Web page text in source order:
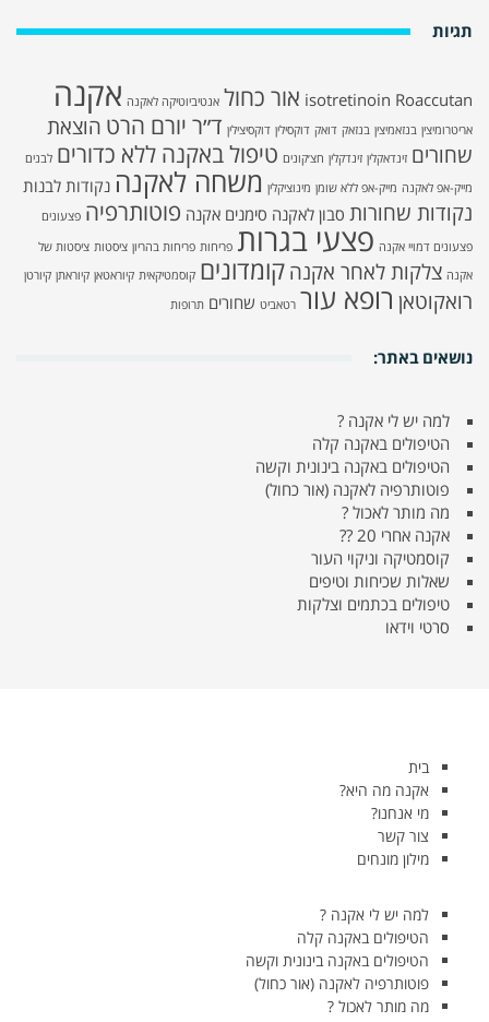
תגיות
isotretinoin Roaccutan אור כחול אנטיביוטיקה לאקנה אקנה
אריטרומיצין בנזאמיצין בנזאק דואק דוקסילין דוקסיצילין ד״ר יורם הרט הוצאת
שחורים זינדאקלין זינדקלין חצ׳קונים טיפול באקנה ללא כדורים לבנים
מייק-אפ לאקנה מייק-אפ ללא שומן מינוציקלין משחה לאקנה נקודות לבנות
נקודות שחורות סבון לאקנה סימנים אקנה פוטותרפיה פצעונים
פצעונים דמויי אקנה פצעי בגרות פריחות פריחות בהריון ציסטות ציסטות של
אקנה צלקות לאחר אקנה קומדונים קוסמטיקאית קיוראטאן קיוראתן קיורטן
רואקוטאן רופא עור רטאביט שחורים תרופות
נושאים באתר:
למה יש לי אקנה ?
הטיפולים באקנה קלה
הטיפולים באקנה בינונית וקשה
פוטותרפיה לאקנה (אור כחול)
מה מותר לאכול ?
אקנה אחרי 20 ??
קוסמטיקה וניקוי העור
שאלות שכיחות וטיפים
טיפולים בכתמים וצלקות
סרטי וידאו
בית
אקנה מה היא?
מי אנחנו?
צור קשר
מילון מונחים
למה יש לי אקנה ?
הטיפולים באקנה קלה
הטיפולים באקנה בינונית וקשה
פוטותרפיה לאקנה (אור כחול)
מה מותר לאכול ?